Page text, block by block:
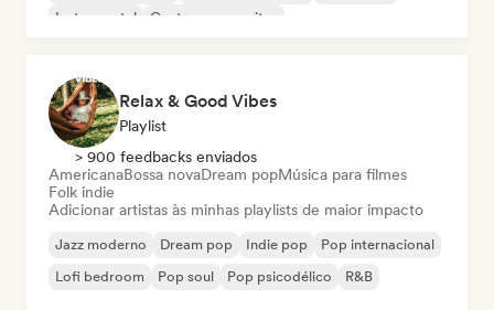
Instrumental
Cantor-compositor
Relax & Good Vibes
Playlist
> 900 feedbacks enviados
AmericanaBossa novaDream popMúsica para filmes
Folk indie
Adicionar artistas às minhas playlists de maior impacto
Jazz moderno Dream pop Indie pop
Pop internacional
Lofi bedroom
Pop soul Pop psicodélico R&B